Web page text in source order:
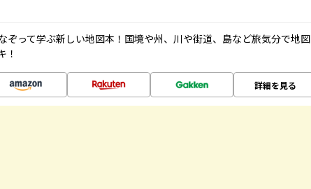
ぞって学ぶ新しい地図本！国境や州、川や街道、島など旅気分で地図
！
詳細を見る